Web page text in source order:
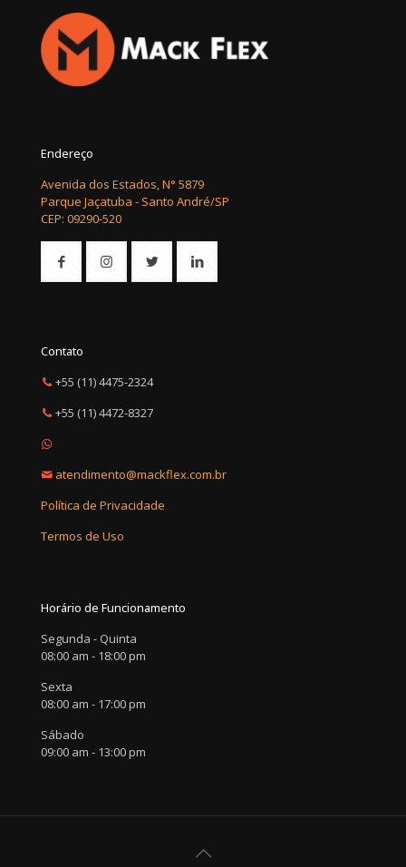
Endereço
Avenida dos Estados, N° 5879
Parque Jaçatuba - Santo André/SP
CEP: 09290-520
Contato
+55 (11) 4475-2324
+55 (11) 4472-8327
atendimento@mackflex.com.br
Política de Privacidade
Termos de Uso
Horário de Funcionamento
Segunda - Quinta
08:00 am - 18:00 pm
Sexta
08:00 am - 17:00 pm
Sábado
09:00 am - 13:00 pm